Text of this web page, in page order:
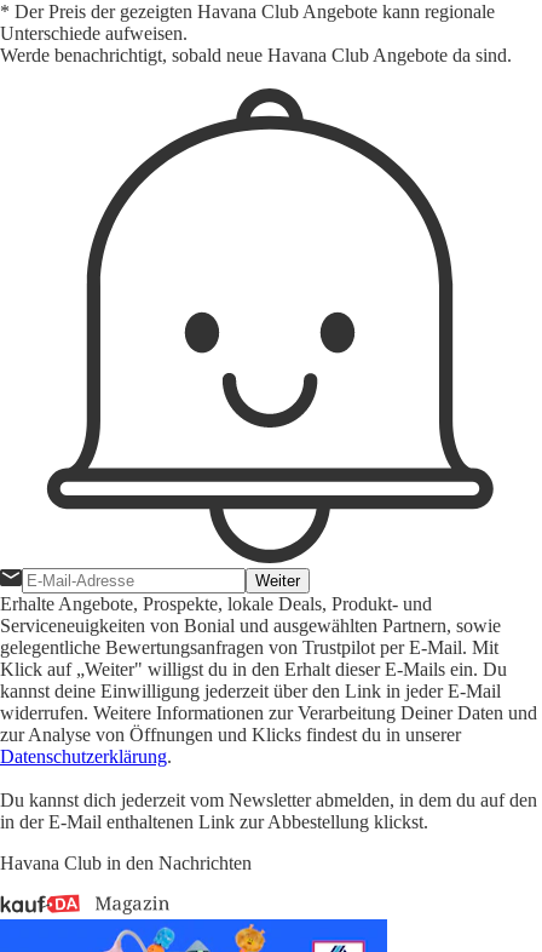
* Der Preis der gezeigten Havana Club Angebote kann regionale
Unterschiede aufweisen.
Werde benachrichtigt, sobald neue Havana Club Angebote da sind.
Weiter
Erhalte Angebote, Prospekte, lokale Deals, Produkt- und
Serviceneuigkeiten von Bonial und ausgewählten Partnern, sowie
gelegentliche Bewertungsanfragen von Trustpilot per E-Mail. Mit
Klick auf „Weiter" willigst du in den Erhalt dieser E-Mails ein. Du
kannst deine Einwilligung jederzeit über den Link in jeder E-Mail
widerrufen. Weitere Informationen zur Verarbeitung Deiner Daten und
zur Analyse von Öffnungen und Klicks findest du in unserer
Datenschutzerklärung.
Du kannst dich jederzeit vom Newsletter abmelden, in dem du auf den
in der E-Mail enthaltenen Link zur Abbestellung klickst.
Havana Club in den Nachrichten